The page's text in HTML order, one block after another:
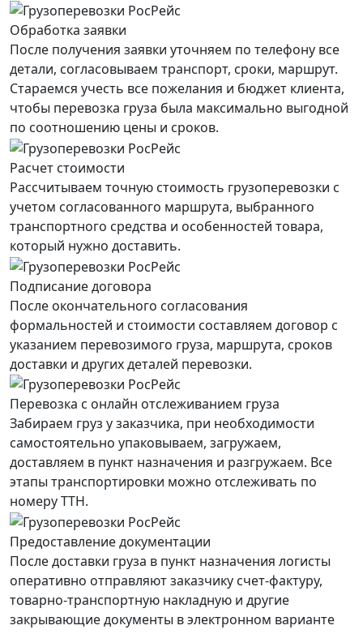
Обработка заявки
После получения заявки уточняем по телефону все
детали, согласовываем транспорт, сроки, маршрут.
Стараемся учесть все пожелания и бюджет клиента,
чтобы перевозка груза была максимально выгодной
по соотношению цены и сроков.
Расчет стоимости
Рассчитываем точную стоимость грузоперевозки с
учетом согласованного маршрута, выбранного
транспортного средства и особенностей товара,
который нужно доставить.
Подписание договора
После окончательного согласования
формальностей и стоимости составляем договор с
указанием перевозимого груза, маршрута, сроков
доставки и других деталей перевозки.
Перевозка с онлайн отслеживанием груза
Забираем груз у заказчика, при необходимости
самостоятельно упаковываем, загружаем,
доставляем в пункт назначения и разгружаем. Все
этапы транспортировки можно отслеживать по
номеру ТТН.
Предоставление документации
После доставки груза в пункт назначения логисты
оперативно отправляют заказчику счет-фактуру,
товарно-транспортную накладную и другие
закрывающие документы в электронном варианте